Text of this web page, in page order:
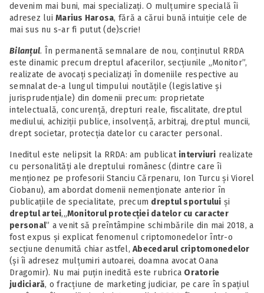
devenim mai buni, mai specializați. O mulțumire specială îi
adresez lui Marius Harosa, fără a cărui bună intuiție cele de
mai sus nu s-ar fi putut (de)scrie!
Bilanțul. În permanentă semnalare de nou, conținutul RRDA
este dinamic precum dreptul afacerilor, secțiunile „Monitor”,
realizate de avocați specializați în domeniile respective au
semnalat de-a lungul timpului noutățile (legislative și
jurisprudențiale) din domenii precum: proprietate
intelectuală, concurență, drepturi reale, fiscalitate, dreptul
mediului, achiziții publice, insolvență, arbitraj, dreptul muncii,
drept societar, protecția datelor cu caracter personal.
Ineditul este nelipsit la RRDA: am publicat interviuri realizate
cu personalități ale dreptului românesc (dintre care îi
menționez pe profesorii Stanciu Cărpenaru, Ion Turcu și Viorel
Ciobanu), am abordat domenii nemenționate anterior în
publicațiile de specialitate, precum dreptul sportului și
dreptul artei,„Monitorul protecției datelor cu caracter
personal” a venit să preîntâmpine schimbările din mai 2018, a
fost expus și explicat fenomenul criptomonedelor într-o
secțiune denumită chiar astfel, Abecedarul criptomonedelor
(și îi adresez mulțumiri autoarei, doamna avocat Oana
Dragomir). Nu mai puțin inedită este rubrica Oratorie
judiciară, o fracțiune de marketing judiciar, pe care în spațiul